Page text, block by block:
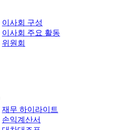
이사회 구성
이사회 주요 활동
위원회
재무 하이라이트
손익계산서